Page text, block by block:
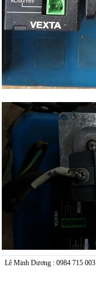
Lê Minh Dương : 0984 715 003